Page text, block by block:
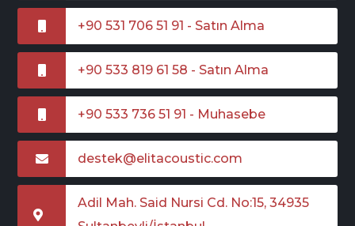
+90 531 706 51 91 - Satın Alma
+90 533 819 61 58 - Satın Alma
+90 533 736 51 91 - Muhasebe
destek@elitacoustic.com
Adil Mah. Said Nursi Cd. No:15, 34935